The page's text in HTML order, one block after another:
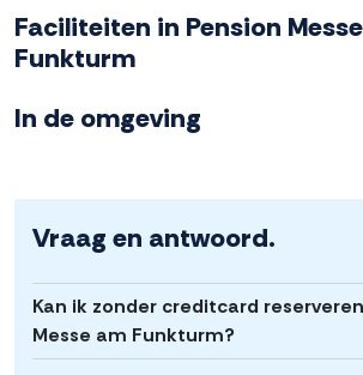
Faciliteiten in Pension
Funkturm
In de omgeving
Vraag en antwoord.
Kan ik zonder creditcard
Messe am Funkturm?